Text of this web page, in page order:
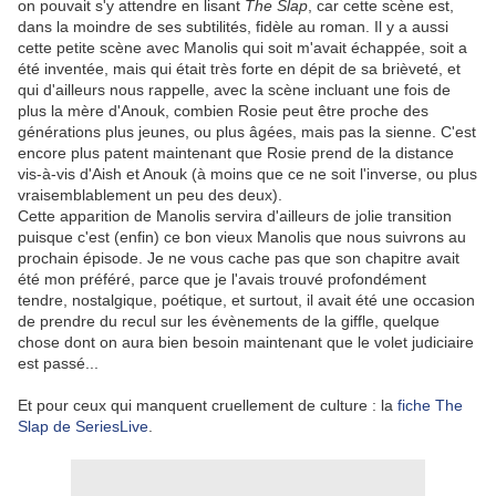
on pouvait s'y attendre en lisant The Slap , car cette scène est,
dans la moindre de ses subtilités, fidèle au roman. Il y a aussi
cette petite scène avec Manolis qui soit m'avait échappée, soit a
été inventée, mais qui était très forte en dépit de sa brièveté, et
qui d'ailleurs nous rappelle, avec la scène incluant une fois de
plus la mère d'Anouk, combien Rosie peut être proche des
générations plus jeunes, ou plus âgées, mais pas la sienne. C'est
encore plus patent maintenant que Rosie prend de la distance
vis-à-vis d'Aish et Anouk (à moins que ce ne soit l'inverse, ou plus
vraisemblablement un peu des deux).
Cette apparition de Manolis servira d'ailleurs de jolie transition
puisque c'est (enfin) ce bon vieux Manolis que nous suivrons au
prochain épisode. Je ne vous cache pas que son chapitre avait
été mon préféré, parce que je l'avais trouvé profondément
tendre, nostalgique, poétique, et surtout, il avait été une occasion
de prendre du recul sur les évènements de la giffle, quelque
chose dont on aura bien besoin maintenant que le volet judiciaire
est passé...
Et pour ceux qui manquent cruellement de culture : la fiche The
Slap de SeriesLive